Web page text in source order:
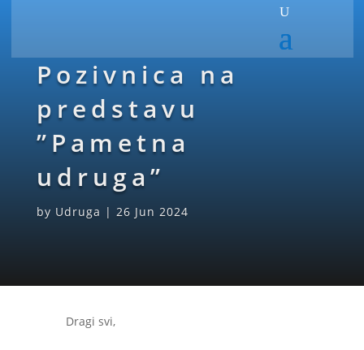
Pozivnica na
predstavu
”Pametna
udruga”
by Udruga | 26 Jun 2024
Dragi svi,